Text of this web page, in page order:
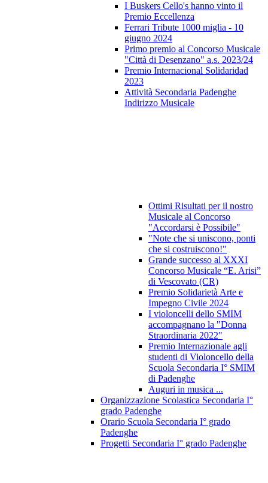
I Buskers Cello's hanno vinto il
Premio Eccellenza
Ferrari Tribute 1000 miglia - 10
giugno 2024
Primo premio al Concorso Musicale
"Città di Desenzano" a.s. 2023/24
Premio Internacional Solidaridad
2023
Attività Secondaria Padenghe
Indirizzo Musicale
Ottimi Risultati per il nostro
Musicale al Concorso
"Accordarsi è Possibile"
"Note che si uniscono, ponti
che si costruiscono!"
Grande successo al XXXI
Concorso Musicale “E. Arisi”
di Vescovato (CR)
Premio Solidarietà Arte e
Impegno Civile 2024
I violoncelli dello SMIM
accompagnano la "Donna
Straordinaria 2022"
Premio Internazionale agli
studenti di Violoncello della
Scuola Secondaria I° SMIM
di Padenghe
Auguri in musica ...
Organizzazione Scolastica Secondaria I°
grado Padenghe
Orario Scuola Secondaria I° grado
Padenghe
Progetti Secondaria I° grado Padenghe